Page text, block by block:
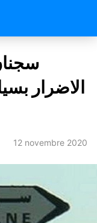
الاضرار
12 novembre 2020